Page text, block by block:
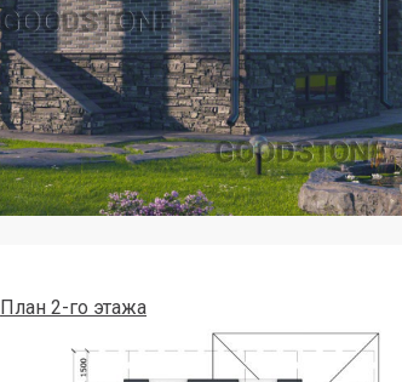
План 2-го этажа